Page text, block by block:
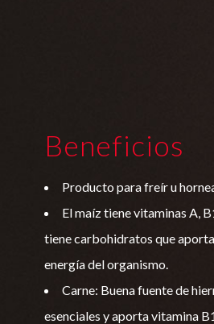
Beneficios
Producto para freír u
El maíz tiene vitaminas A,
tiene carbohidratos que
energía del organismo.
Carne: Buena fuente de
esenciales y aporta vitamina